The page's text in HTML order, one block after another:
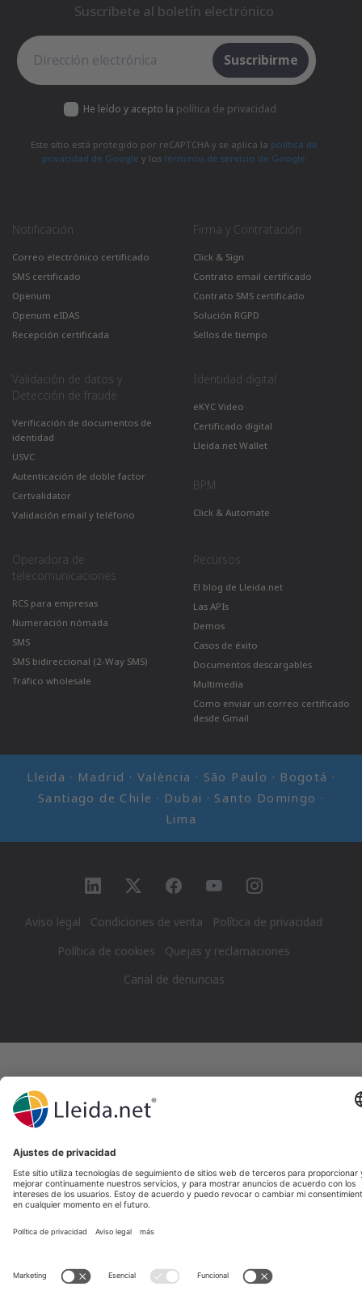
Suscríbete al boletín electrónico
Suscribirme
He leído y acepto la política de privacidad
Este sitio está protegido por reCAPTCHA y se aplica la política de
privacidad de Google y lostérminos de servicio de Google
Notificación
Correo electrónico certificado
SMS certificado
Openum
Openum eIDAS
Recepción certificada
Firma y Contratación
Click & Sign
Contrato email certificado
Contrato SMS certificado
Solución RGPD
Sellos de tiempo
Validación de datos y
Detección de fraude
Verificación de documentos de
identidad
USVC
Autenticación de doble factor
Certvalidator
Validación email y teléfono
Identidad digital
eKYC Video
Certificado digital
Lleida.net Wallet
BPM
Click & Automate
Operadora de
telecomunicaciones
RCS para empresas
Numeración nómada
SMS
SMS bidireccional (2-Way SMS)
Tráfico wholesale
Recursos
El blog de Lleida.net
Las APIs
Demos
Casos de éxito
Documentos descargables
Multimedia
Como enviar un correo certificado
desde Gmail
Lleida · Madrid · València · São Paulo · Bogotá ·
Santiago de Chile · Dubai · Santo Domingo ·
Lima
Ir a LinkedInIr a TwitterIr a facebookIr a YouTubeIr a Instagram
Aviso legal Condiciones de venta
Política de privacidad
Política de cookies
Quejas y reclamaciones
Canal de denuncias